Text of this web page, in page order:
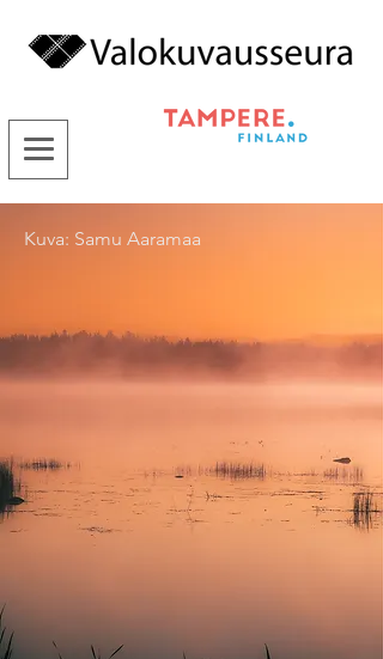
Kuva: Samu Aaramaa